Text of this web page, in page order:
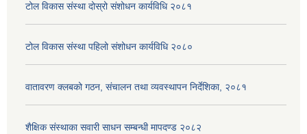
टोल विकास संस्था दोस्रो संशोधन कार्यविधि २०८१
टोल विकास संस्था पहिलो संशोधन कार्यविधि २०८०
वातावरण क्लबको गठन, संचालन तथा व्यवस्थापन निर्देशिका, २०८१
शैक्षिक संस्थाका सवारी साधन सम्बन्धी मापदण्ड २०८२